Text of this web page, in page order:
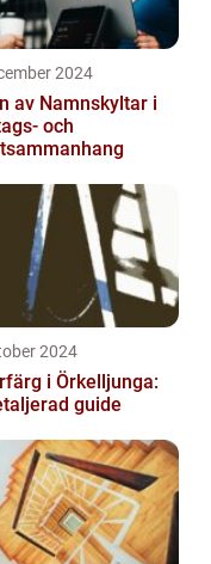
2024
av Namnskyltar i
och
2024
i Örkelljunga:
guide